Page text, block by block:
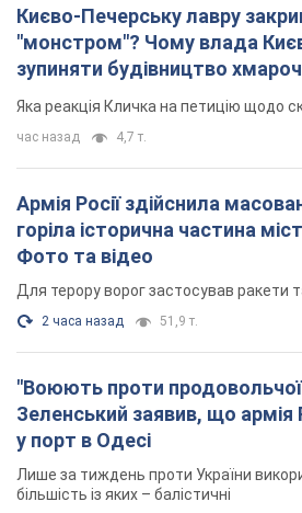
Києво-Печерську лавру
"монстром"? Чому влада
зупиняти будівництво
"московського вірянина"
Яка реакція Кличка на петицію щодо
час назад 4,7 т.
Армія Росії здійснила
горіла історична частина
Фото та відео
Для терору ворог застосував ракети
2 часа назад 51,9 т.
"Воюють проти продовольчої
Зеленський заявив, що армія
у порт в Одесі
Лише за тиждень проти України
більшість із яких – балістичні